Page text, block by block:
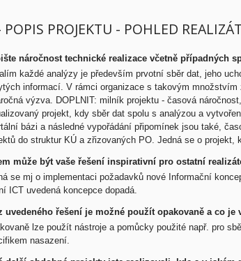
POPIS PROJEKTU - POHLED
náročnost technické realizace včetně případných
každé analýzy je především prvotní sběr dat, jeho
informací. V rámci organizace s takovým
výzva. DOPLNIT: milník projektu - časová
projekt, kdy sběr dat spolu s analýzou a
bázi a následné vypořádání připomínek jsou také,
do struktur KÚ a zřizovaných PO. Jedná se o
může být vaše řešení inspirativní pro ostatní
se mj o implementaci požadavků nové Informační
ICT uvedená koncepce dopadá.
uvedeného řešení je možné použít opakovaně a co
lze použít nástroje a pomůcky použité např. pro
nasazení.